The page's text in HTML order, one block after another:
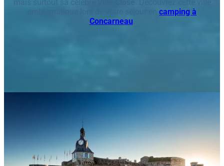
mais surtout sa célèbre
camping à
Concarneau